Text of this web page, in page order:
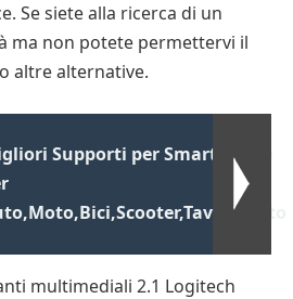
Se siete alla ricerca di un
ma non potete permettervi il
altre alternative.
Supporti per Smartphone
multimediali 2.1 Logitech